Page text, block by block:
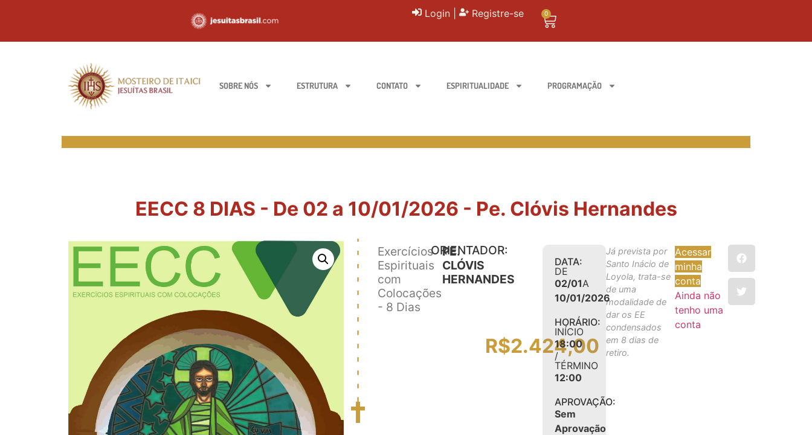
Login Registre-se 0
SOBRE NÓS ESTRUTURA CONTATO ESPIRITUALIDADE PROGRAMAÇÃO
EECC 8 DIAS - De 02 a 10/01/2026 - Pe. Clóvis Hernandes
Exercícios
Espirituais
com
Colocações
- 8 Dias
ORIENTADOR:
PE.
CLÓVIS
HERNANDES
R$2.424,00
DATA:
DE
02/01A
10/01/2026
HORÁRIO:
INÍCIO
18:00
/
TÉRMINO
12:00
APROVAÇÃO:
Sem
Aprovação
Já prevista por
Santo Inácio de
Loyola, trata-se
de uma
modalidade de
dar os EE
condensados
em 8 dias de
retiro.
Acessar
minha
conta
Ainda não
tenho uma
conta